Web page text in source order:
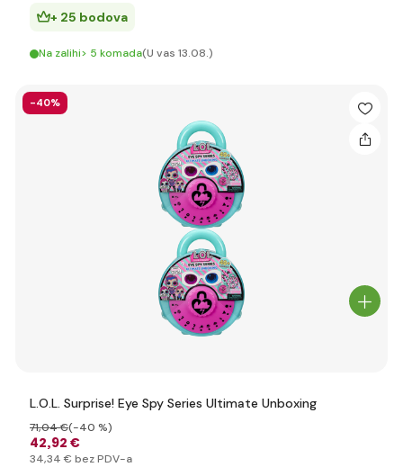
+ 25 bodova
Na zalihi> 5 komada(U vas 13.08.)
-40%
L.O.L. Surprise! Eye Spy Series Ultimate Unboxing
42,92 €
71,04 €(-40 %)
34,34 € bez PDV-a